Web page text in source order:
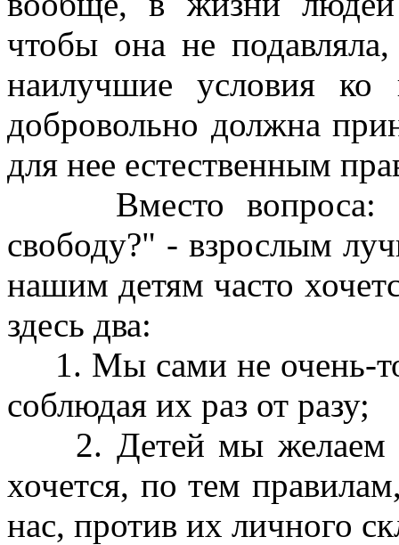
чтобы она не
наилучшие условия ко
добровольно должна
для нее естественным
Вместо вопроса:
свободу?" - взрослым
нашим детям часто
здесь два:
1. Мы сами не очень-
соблюдая их раз от разу;
2. Детей мы желаем
хочется, по тем
нас, против их личного